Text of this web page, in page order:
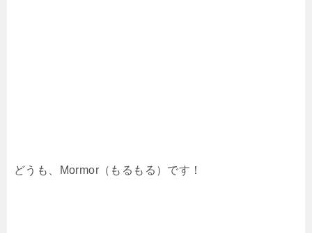
どうも、Mormor（もるもる）です！